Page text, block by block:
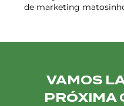
de marketing
VAMOS
PRÓXIMA